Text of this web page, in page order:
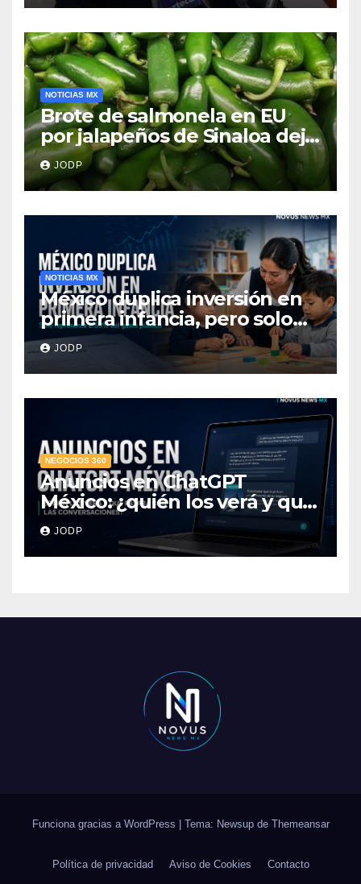
NOTICIAS MX
Brote de salmonela en EU
por jalapeños de Sinaloa deja
345 enfermos y 36
hospitalizados
JODP
NOTICIAS MX
México duplica inversión en
primera infancia, pero solo
destina 2.53% del gasto
público
JODP
NEGOCIOS 360
Anuncios en ChatGPT
México: ¿quién los verá y qué
pasará con las
conversaciones?
JODP
Funciona gracias a WordPress Tema: Newsup de Themeansar
Política de privacidad Aviso de Cookies Contacto